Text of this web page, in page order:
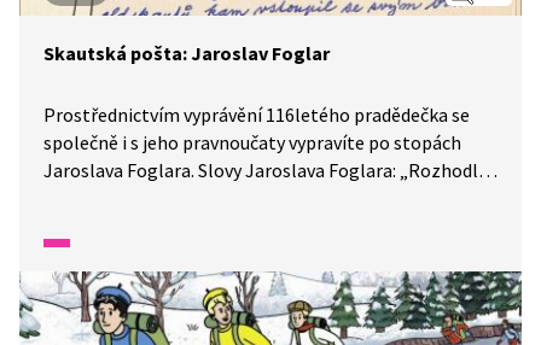
Skautská pošta: Jaroslav Foglar
Prostřednictvím vyprávění 116letého pradědečka se
společně i s jeho pravnoučaty vypravíte po stopách
Jaroslava Foglara. Slovy Jaroslava Foglara: „Rozhodl
za to vděční. Díky jeho dobrodružným příběhům
o chlapcích na prahu dospívání se společně s ním
můžete přenést na skautské tábory, do kluboven nebo
do ulic Prahy. Víte, že je také autorem "bobříků"? Jaký